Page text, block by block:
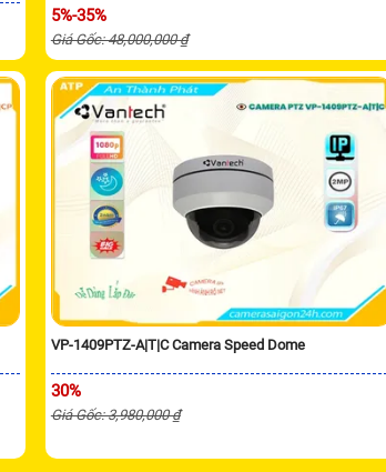
5%-35%
Giá Gốc: 48,000,000 ₫
VP-1409PTZ-A|T|C Camera Speed Dome
30%
Giá Gốc: 3,980,000 ₫